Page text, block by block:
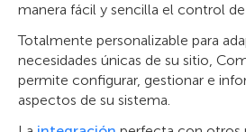
manera fácil y sencilla el control
Totalmente personalizable para
necesidades únicas de su sitio,
permite configurar, gestionar e
aspectos de su sistema.